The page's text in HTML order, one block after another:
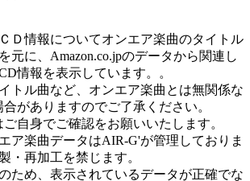
Ｄ情報についてオンエア楽曲のタイトル
元に、Amazon.co.jpのデータから関連し
情報を表示しています。。
トル曲など、オンエア楽曲とは無関係な
がありますのでご了承ください。
自身でご確認をお願いいたします。
ア楽曲データはAIR-G'が管理しておりま
・再加工を禁じます。
ため、表示されているデータが正確でな